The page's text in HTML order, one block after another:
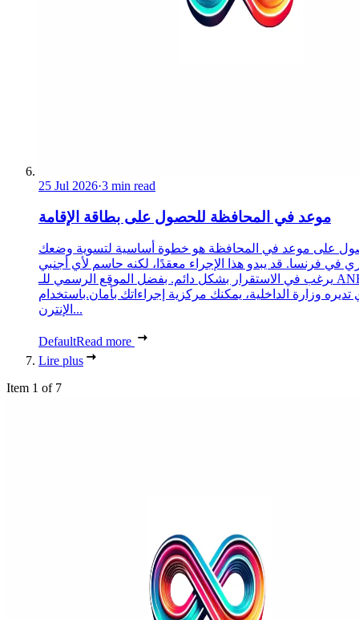
25 Jul 2026·3 min read
موعد في المحافظة للحصول على بطاقة الإقامة
على موعد في المحافظة هو خطوة أساسية لتسوية وضعك
في فرنسا. قد يبدو هذا الإجراء معقدًا، لكنه حاسم لأي أجنبي
يرغب في الاستقرار بشكل دائم. بفضل الموقع الرسمي للـ ANEF،
تديره وزارة الداخلية، يمكنك مركزية إجراءاتك بأمان.باستخدام
الإنترن...
DefaultRead more
Lire plus
Item 1 of 7